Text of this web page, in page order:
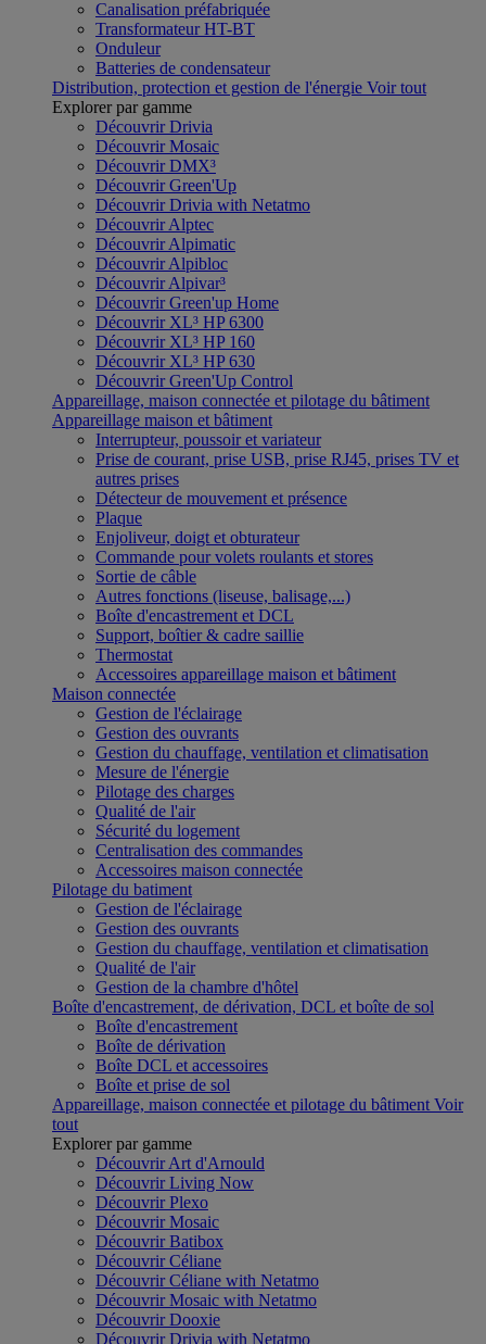
Canalisation préfabriquée
Transformateur HT-BT
Onduleur
Batteries de condensateur
Distribution, protection et gestion de l'énergie Voir tout
Explorer par gamme
Découvrir Drivia
Découvrir Mosaic
Découvrir DMX³
Découvrir Green'Up
Découvrir Drivia with Netatmo
Découvrir Alptec
Découvrir Alpimatic
Découvrir Alpibloc
Découvrir Alpivar³
Découvrir Green'up Home
Découvrir XL³ HP 6300
Découvrir XL³ HP 160
Découvrir XL³ HP 630
Découvrir Green'Up Control
Appareillage, maison connectée et pilotage du bâtiment
Appareillage maison et bâtiment
Interrupteur, poussoir et variateur
Prise de courant, prise USB, prise RJ45, prises TV et
autres prises
Détecteur de mouvement et présence
Plaque
Enjoliveur, doigt et obturateur
Commande pour volets roulants et stores
Sortie de câble
Autres fonctions (liseuse, balisage,...)
Boîte d'encastrement et DCL
Support, boîtier & cadre saillie
Thermostat
Accessoires appareillage maison et bâtiment
Maison connectée
Gestion de l'éclairage
Gestion des ouvrants
Gestion du chauffage, ventilation et climatisation
Mesure de l'énergie
Pilotage des charges
Qualité de l'air
Sécurité du logement
Centralisation des commandes
Accessoires maison connectée
Pilotage du batiment
Gestion de l'éclairage
Gestion des ouvrants
Gestion du chauffage, ventilation et climatisation
Qualité de l'air
Gestion de la chambre d'hôtel
Boîte d'encastrement, de dérivation, DCL et boîte de sol
Boîte d'encastrement
Boîte de dérivation
Boîte DCL et accessoires
Boîte et prise de sol
Appareillage, maison connectée et pilotage du bâtiment Voir
tout
Explorer par gamme
Découvrir Art d'Arnould
Découvrir Living Now
Découvrir Plexo
Découvrir Mosaic
Découvrir Batibox
Découvrir Céliane
Découvrir Céliane with Netatmo
Découvrir Mosaic with Netatmo
Découvrir Dooxie
Découvrir Drivia with Netatmo